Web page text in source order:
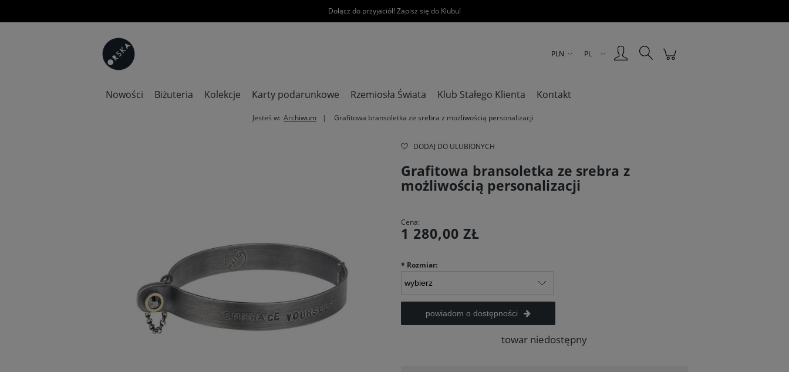
Dołącz do przyjaciół! Zapisz się do Klubu!
PLN PL
Nowości Biżuteria Kolekcje Karty podarunkowe Rzemiosła Świata Klub Stałego Klienta Kontakt
Jesteś w: Archiwum Grafitowa bransoletka ze srebra z możliwością personalizacji
DODAJ DO ULUBIONYCH
Grafitowa bransoletka ze srebra z
możliwością personalizacji
Cena:
1 280,00 ZŁ
* Rozmiar:
powiadom o dostępności
towar niedostępny